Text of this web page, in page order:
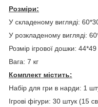
Розміри:
У складеному вигляді:
У розкладеному вигляді:
Розмір ігрової дошки:
Вага: 7 кг
Комплект містить:
Набір для гри в нарди: 1
Ігрові фігури: 30 штук (15